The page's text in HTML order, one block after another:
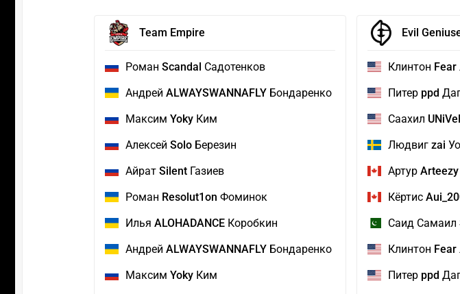
Team Empire
Роман Scandal Садотенков
Андрей ALWAYSWANNAFLY Бондаренко
Максим Yoky Ким
Алексей Solo Березин
Айрат Silent Газиев
Роман Resolut1on Фоминок
Илья ALOHADANCE Коробкин
Андрей ALWAYSWANNAFLY Бондаренко
Максим Yoky Ким
Evil
Клинтон Fear
Питер ppd
Саахил
Людвиг zai
Артур Arteezy
Кёртис
Саид Самаил
Клинтон Fear
Питер ppd